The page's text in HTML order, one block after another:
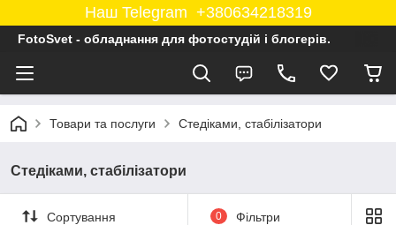
Наш Telegram +380634218319
FotoSvet - обладнання для фотостудій і блогерів.
Товари та послуги Стедіками, стабілізатори
Стедіками, стабілізатори
Сортування 0 Фільтри